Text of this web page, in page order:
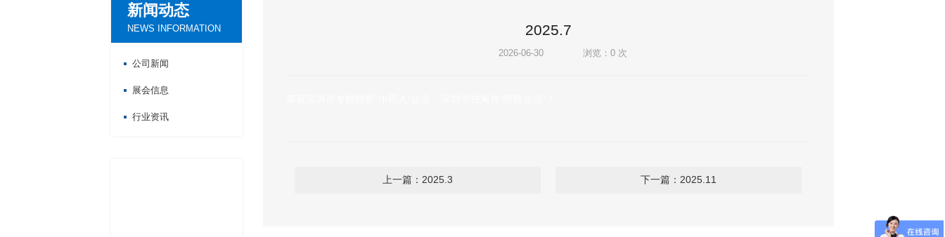
新闻动态
NEWS INFORMATION
公司新闻
展会信息
行业资讯
2025.7
2026-06-30 浏览：0 次
上一篇：2025.3 下一篇：2025.11